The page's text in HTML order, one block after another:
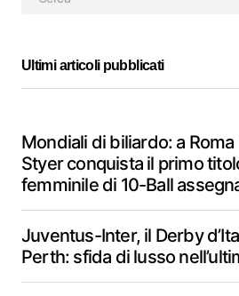
Ultimi articoli pubblicati
Mondiali di biliardo: a
Styer conquista il primo
femminile di 10-Ball
Juventus-Inter, il Derby
Perth: sfida di lusso